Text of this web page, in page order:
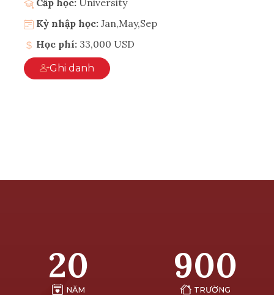
Kỳ nhập học: Jan,May,Sep
Học phí: 33,000 USD
Ghi danh
20
NĂM
900
TRƯỜNG